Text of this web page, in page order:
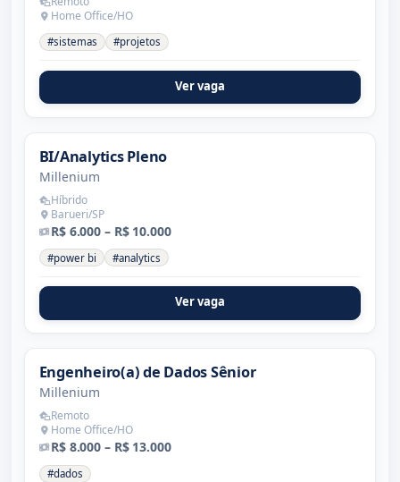
Home Office/HO
#sistemas #projetos
Ver vaga
BI/Analytics Pleno
Millenium
Híbrido
Barueri/SP
R$ 6.000 – R$ 10.000
#power bi #analytics
Ver vaga
Engenheiro(a) de Dados Sênior
Millenium
Remoto
Home Office/HO
R$ 8.000 – R$ 13.000
#dados